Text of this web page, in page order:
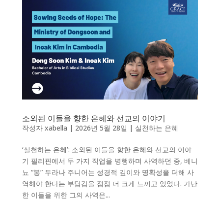
소외된 이들을 향한 은혜와 선교의 이야기
작성자 xabella | 2026년 5월 28일 | 실천하는 은혜
‘실천하는 은혜’: 소외된 이들을 향한 은혜와 선교의 이야
기 필리핀에서 두 가지 직업을 병행하며 사역하던 중, 베니
뇨 “봉” 두라나 주니어는 성경적 깊이와 명확성을 더해 사
역해야 한다는 부담감을 점점 더 크게 느끼고 있었다. 가난
한 이들을 위한 그의 사역은...